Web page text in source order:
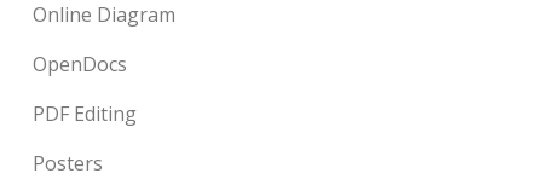
Online Diagram
OpenDocs
PDF Editing
Posters